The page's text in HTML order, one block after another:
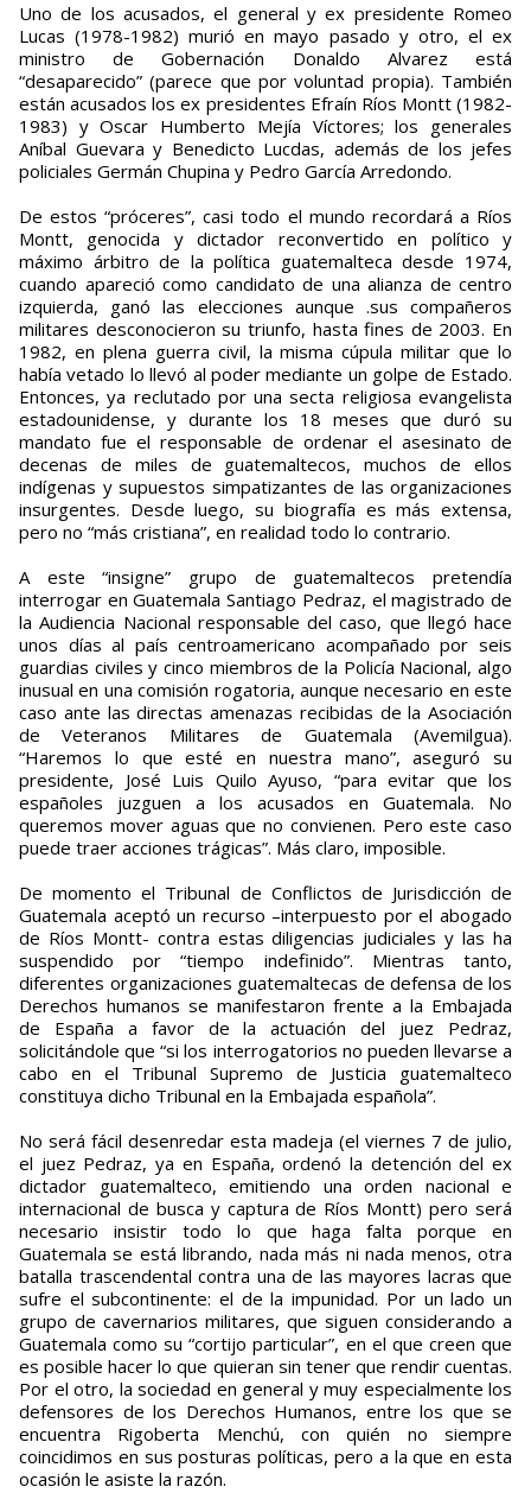
Uno de los acusados, el general y ex presidente Romeo
Lucas (1978-1982) murió en mayo pasado y otro, el ex
ministro de Gobernación Donaldo Alvarez está
“desaparecido” (parece que por voluntad propia). También
están acusados los ex presidentes Efraín Ríos Montt (1982-
1983) y Oscar Humberto Mejía Víctores; los generales
Aníbal Guevara y Benedicto Lucdas, además de los jefes
policiales Germán Chupina y Pedro García Arredondo.
De estos “próceres”, casi todo el mundo recordará a Ríos
Montt, genocida y dictador reconvertido en político y
máximo árbitro de la política guatemalteca desde 1974,
cuando apareció como candidato de una alianza de centro
izquierda, ganó las elecciones aunque .sus compañeros
militares desconocieron su triunfo, hasta fines de 2003. En
1982, en plena guerra civil, la misma cúpula militar que lo
había vetado lo llevó al poder mediante un golpe de Estado.
Entonces, ya reclutado por una secta religiosa evangelista
estadounidense, y durante los 18 meses que duró su
mandato fue el responsable de ordenar el asesinato de
decenas de miles de guatemaltecos, muchos de ellos
indígenas y supuestos simpatizantes de las organizaciones
insurgentes. Desde luego, su biografía es más extensa,
pero no “más cristiana”, en realidad todo lo contrario.
A este “insigne” grupo de guatemaltecos pretendía
interrogar en Guatemala Santiago Pedraz, el magistrado de
la Audiencia Nacional responsable del caso, que llegó hace
unos días al país centroamericano acompañado por seis
guardias civiles y cinco miembros de la Policía Nacional, algo
inusual en una comisión rogatoria, aunque necesario en este
caso ante las directas amenazas recibidas de la Asociación
de Veteranos Militares de Guatemala (Avemilgua).
“Haremos lo que esté en nuestra mano”, aseguró su
presidente, José Luis Quilo Ayuso, “para evitar que los
españoles juzguen a los acusados en Guatemala. No
queremos mover aguas que no convienen. Pero este caso
puede traer acciones trágicas”. Más claro, imposible.
De momento el Tribunal de Conflictos de Jurisdicción de
Guatemala aceptó un recurso –interpuesto por el abogado
de Ríos Montt- contra estas diligencias judiciales y las ha
suspendido por “tiempo indefinido”. Mientras tanto,
diferentes organizaciones guatemaltecas de defensa de los
Derechos humanos se manifestaron frente a la Embajada
de España a favor de la actuación del juez Pedraz,
solicitándole que “si los interrogatorios no pueden llevarse a
cabo en el Tribunal Supremo de Justicia guatemalteco
constituya dicho Tribunal en la Embajada española”.
No será fácil desenredar esta madeja (el viernes 7 de julio,
el juez Pedraz, ya en España, ordenó la detención del ex
dictador guatemalteco, emitiendo una orden nacional e
internacional de busca y captura de Ríos Montt) pero será
necesario insistir todo lo que haga falta porque en
Guatemala se está librando, nada más ni nada menos, otra
batalla trascendental contra una de las mayores lacras que
sufre el subcontinente: el de la impunidad. Por un lado un
grupo de cavernarios militares, que siguen considerando a
Guatemala como su “cortijo particular”, en el que creen que
es posible hacer lo que quieran sin tener que rendir cuentas.
Por el otro, la sociedad en general y muy especialmente los
defensores de los Derechos Humanos, entre los que se
encuentra Rigoberta Menchú, con quién no siempre
coincidimos en sus posturas políticas, pero a la que en esta
ocasión le asiste la razón.